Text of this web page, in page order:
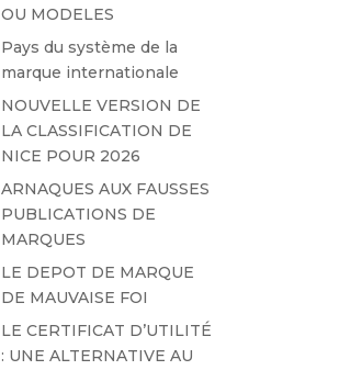
OU MODELES
Pays du système de la
marque internationale
NOUVELLE VERSION DE
LA CLASSIFICATION DE
NICE POUR 2026
ARNAQUES AUX FAUSSES
PUBLICATIONS DE
MARQUES
LE DEPOT DE MARQUE
DE MAUVAISE FOI
LE CERTIFICAT D’UTILITÉ
: UNE ALTERNATIVE AU